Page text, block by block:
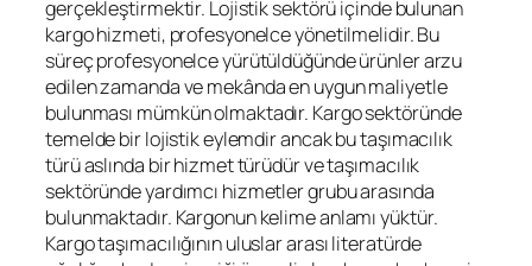
gerçekleştirmektir. Lojistik sektörü içinde bulunan
kargo hizmeti, profesyonelce yönetilmelidir. Bu
süreç profesyonelce yürütüldüğünde ürünler arzu
edilen zamanda ve mekânda en uygun maliyetle
bulunması mümkün olmaktadır. Kargo sektöründe
temelde bir lojistik eylemdir ancak bu taşımacılık
türü aslında bir hizmet türüdür ve taşımacılık
sektöründe yardımcı hizmetler grubu arasında
bulunmaktadır. Kargonun kelime anlamı yüktür.
Kargo taşımacılığının uluslar arası literatürde